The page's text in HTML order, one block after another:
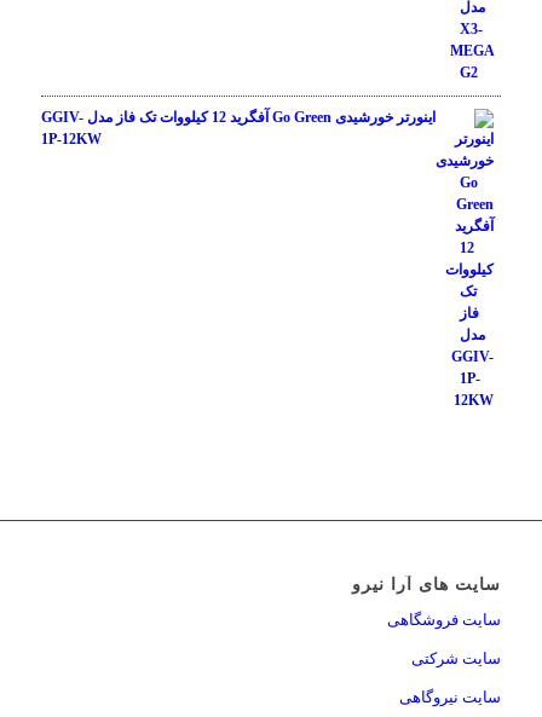
اینورتر خورشیدی Go Green آفگرید 12 کیلووات تک فاز مدل GGIV-
1P-12KW
سایت های آرا نیرو
سایت فروشگاهی
سایت شرکتی
سایت نیروگاهی